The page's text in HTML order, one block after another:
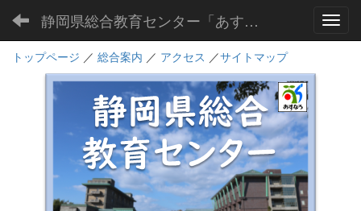
静岡県総合教育センター「あすなろ」
トップページ ／ 総合案内 ／ アクセス ／サイトマップ